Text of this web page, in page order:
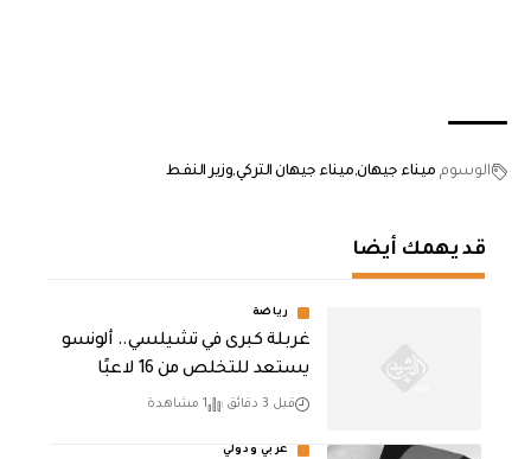
الوسوم ميناء جيهان ميناء جيهان التركيوزير النفط
قد يهمك أيضا
رياضة
غربلة كبرى في تشيلسي.. ألونسو
يستعد للتخلص من 16 لاعبًا
قبل 3 دقائق 1 مشاهدة
عربي ودولي